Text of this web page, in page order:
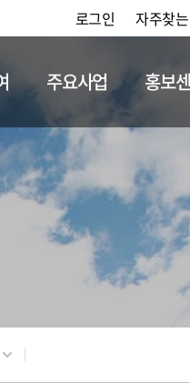
로그인 자주찾
용정보
주요사업 홍보